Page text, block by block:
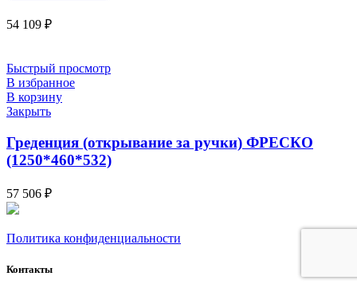
54 109 ₽
Быстрый просмотр
В избранное
В корзину
Закрыть
Греденция (открывание за ручки) ФРЕСКО
(1250*460*532)
57 506 ₽
Политика конфиденциальности
Контакты